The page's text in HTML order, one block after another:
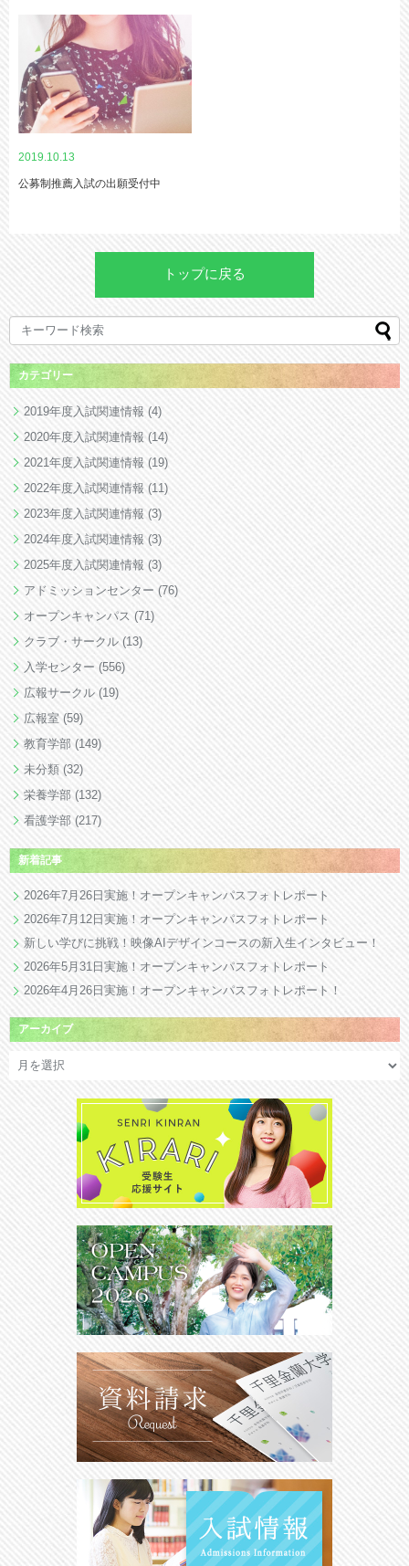
2019.10.13
公募制推薦入試の出願受付中
トップに戻る
カテゴリー
2019年度入試関連情報 (4)
2020年度入試関連情報(14)
2021年度入試関連情報 (19)
2022年度入試関連情報 (11)
2023年度入試関連情報 (3)
2024年度入試関連情報(3)
2025年度入試関連情報 (3)
アドミッションセンター (76)
オープンキャンパス (71)
クラブ・サークル (13)
入学センター (556)
広報サークル (19)
広報室 (59)
教育学部 (149)
未分類 (32)
栄養学部 (132)
看護学部 (217)
新着記事
2026年7月26日実施！オープンキャンパスフォトレポート
2026年7月12日実施！オープンキャンパスフォトレポート
新しい学びに挑戦！映像AIデザインコースの新入生インタビュー！
2026年5月31日実施！オープンキャンパスフォトレポート
2026年4月26日実施！オープンキャンパスフォトレポート！
アーカイブ